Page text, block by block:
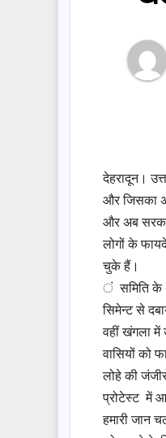
देहरादून।
और जिसका
और अब
लोगों के
चुके हैं।
समिति के
सिमेन्ट से
वहीं खंगला में
वासियों को
लोहे की
प्रोटेस्ट में
हमारी जान